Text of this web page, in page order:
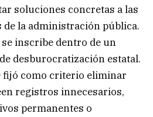
soluciones concretas a las
de la administración pública.
inscribe dentro de un
desburocratización estatal.
fijó como criterio eliminar
registros innecesarios,
permanentes o